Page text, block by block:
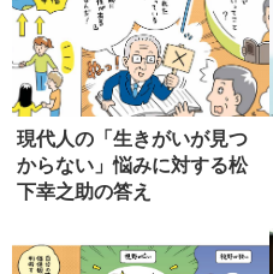
現代人の「生きがいが見つ
からない」悩みに対する松
下幸之助の答え